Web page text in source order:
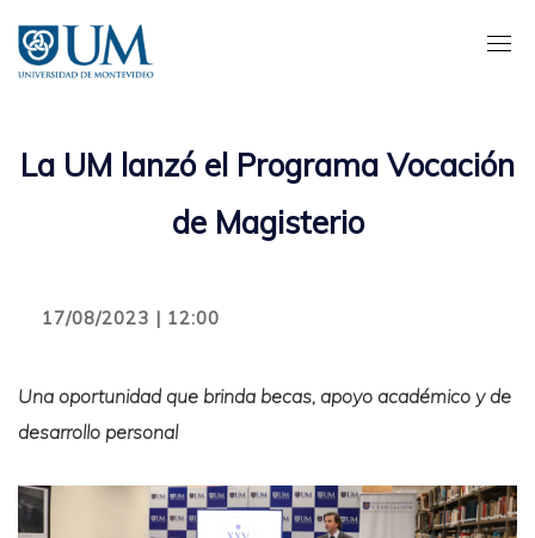
contenido
principal
La UM lanzó el Programa Vocación
de Magisterio
17/08/2023 | 12:00
Una oportunidad que brinda becas, apoyo académico y de
desarrollo personal